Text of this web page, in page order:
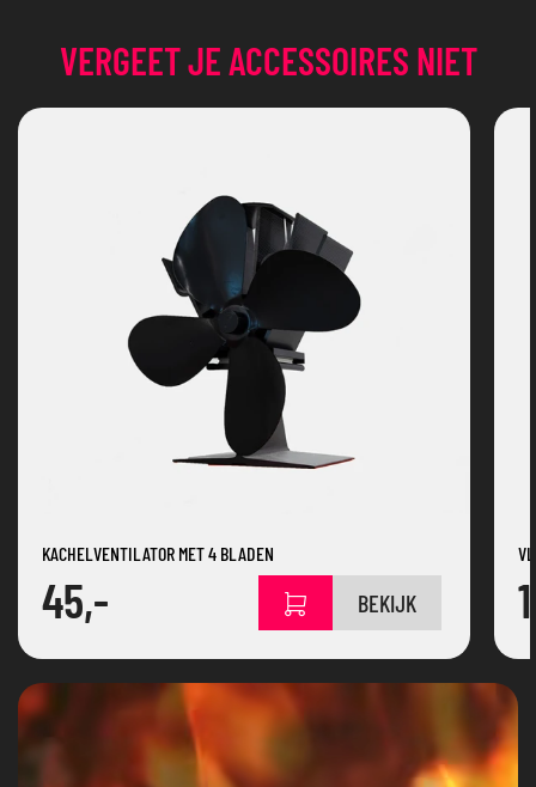
VERGEET JE ACCESSOIRES NIET
KACHELVENTILATOR MET 4 BLADEN
45,- BEKIJK